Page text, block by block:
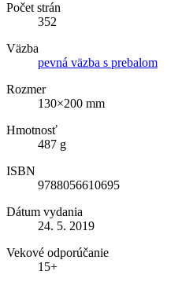
Počet strán
352
Väzba
pevná väzba s prebalom
Rozmer
130×200 mm
Hmotnosť
487 g
ISBN
9788056610695
Dátum vydania
24. 5. 2019
Vekové odporúčanie
15+